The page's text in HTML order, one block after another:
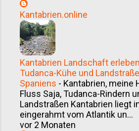
Kantabrien.online
Kantabrien Landschaft
Tudanca-Kühe und
Spaniens - Kantabrien, meine
Fluss Saja, Tudanca-Rindern
Landstraßen Kantabrien liegt
eingerahmt vom Atlantik un...
vor 2 Monaten